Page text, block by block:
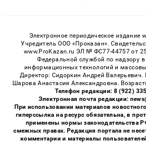
Электронное периодическое издание
Учредитель ООО «Проказан».
www.ProKazan.ru ЭЛ № ФС77-44757 от
Федеральной службой по надзору в
информационных технологий и
Директор: Сидоркин Андрей Валерьевич.
Шарова Анастасия Александровна.
Телефон редакции: 8 (922)
Электронная почта редакции:
При использовании материалов
гиперссылка на ресурс обязательна, в
применены нормы законодательства
смежных правах. Редакция портала не
комментарии и материалы